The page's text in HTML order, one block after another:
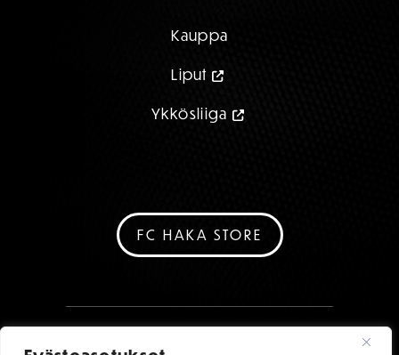
Kauppa
Liput
Ykkösliiga
FC HAKA STORE